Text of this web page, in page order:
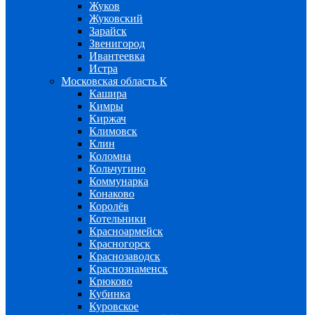
Жуков
Жуковский
Зарайск
Звенигород
Ивантеевка
Истра
Московская область К
Кашира
Кимры
Киржач
Климовск
Клин
Коломна
Кольчугино
Коммунарка
Конаково
Королёв
Котельники
Красноармейск
Красногорск
Краснозаводск
Краснознаменск
Крюково
Кубинка
Куровское